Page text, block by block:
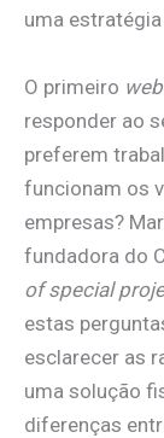
uma
O primeiro
responder ao
preferem
funcionam os
empresas?
fundadora do
of special
estas
esclarecer as
uma solução
diferenças